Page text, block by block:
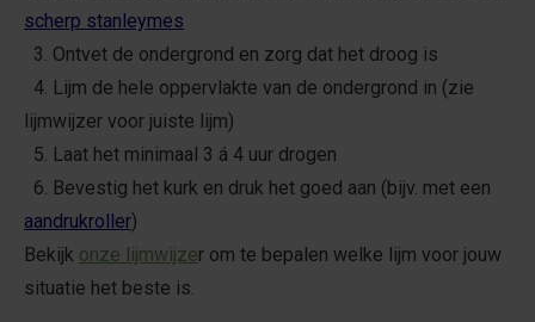
scherp stanleymes
3. Ontvet de ondergrond en zorg dat het droog is
4. Lijm de hele oppervlakte van de ondergrond in (zie
lijmwijzer voor juiste lijm)
5. Laat het minimaal 3 á 4 uur drogen
6. Bevestig het kurk en druk het goed aan (bijv. met een
aandrukroller)
Bekijk onze lijmwijzer om te bepalen welke lijm voor jouw
situatie het beste is.